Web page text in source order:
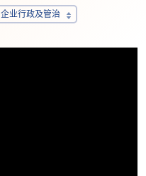
企业行政及管治